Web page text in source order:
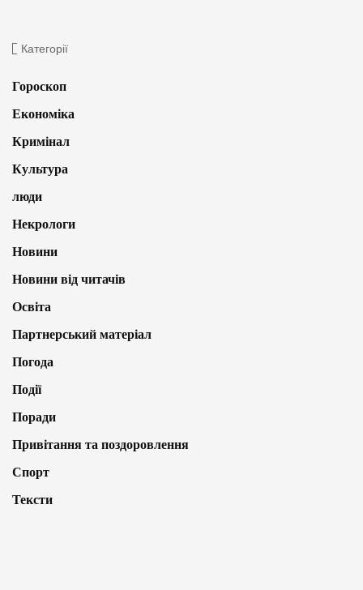
Категорії
Гороскоп
Економіка
Кримінал
Культура
люди
Некрологи
Новини
Новини від читачів
Освіта
Партнерський матеріал
Погода
Події
Поради
Привітання та поздоровлення
Спорт
Тексти